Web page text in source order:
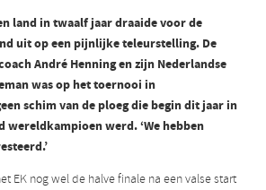
land in twaalf jaar draaide voor de
uit op een pijnlijke teleurstelling. De
André Henning en zijn Nederlandse
was op het toernooi in
schim van de ploeg die begin dit jaar in
wereldkampioen werd. ‘We hebben
EK nog wel de halve finale na een valse start